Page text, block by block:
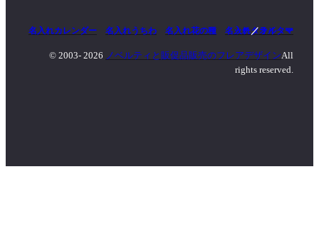
名入れカレンダー 名入れうちわ 名入れ花の種 名入れタオル
マッチ／ライター
© 2003- 2026 ノベルティと販促品販売のフレアデザインAll
rights reserved.